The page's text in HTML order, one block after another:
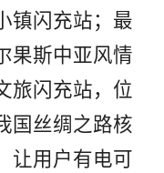
镇闪充站；最
果斯中亚风情
旅闪充站，位
国丝绸之路核
让用户有电可